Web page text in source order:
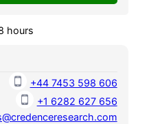
hours
+44 7453 598 606
+1 6282 627 656